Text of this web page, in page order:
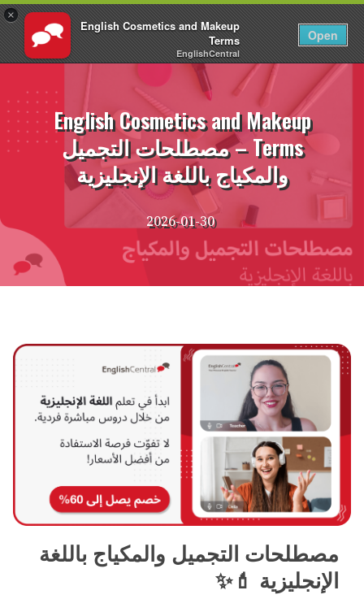
×
English Cosmetics and Makeup
Terms
EnglishCentral
Open
تسجيل الدخول AR
انتقل
English Cosmetics and Makeup
Terms – مصطلحات التجميل
والمكياج باللغة الإنجليزية
2026-01-30
مصطلحات التجميل والمكياج باللغة
الإنجليزية 💄✨